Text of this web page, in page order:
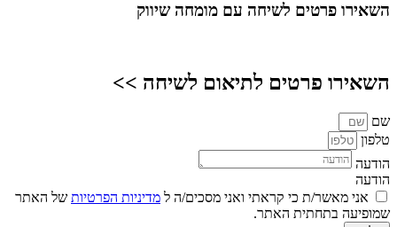
השאירו פרטים לשיחה עם מומחה שיווק
השאירו פרטים לתיאום לשיחה >>
שם
טלפון
הודעה
הודעה
אני מאשר/ת כי קראתי ואני מסכים/ה ל מדיניות הפרטיות של האתר
שמופיעה בתחתית האתר.